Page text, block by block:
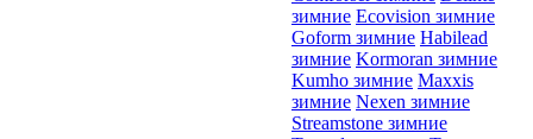
зимние Ecovision зимние
Goform зимние Habilead
зимние Kormoran зимние
Kumho зимние Maxxis
зимние Nexen зимние
Streamstone зимние